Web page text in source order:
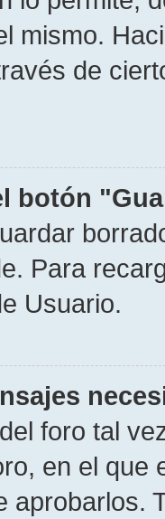
mismo.
de
botón
Para
Usuario.
foro tal
en el
aprobarlos.